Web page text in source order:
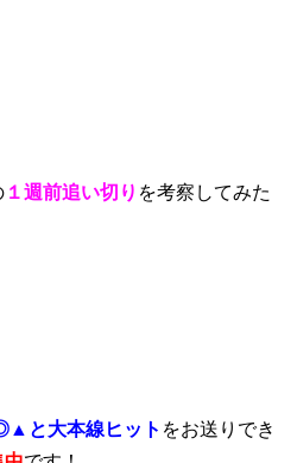
１週前追い切り を考察してみた
と大本線ヒット をお送りでき